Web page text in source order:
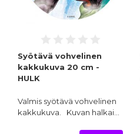
Syötävä vohvelinen
kakkukuva 20 cm -
HULK
Valmis syötävä vohvelinen
kakkukuva. Kuvan halkai…